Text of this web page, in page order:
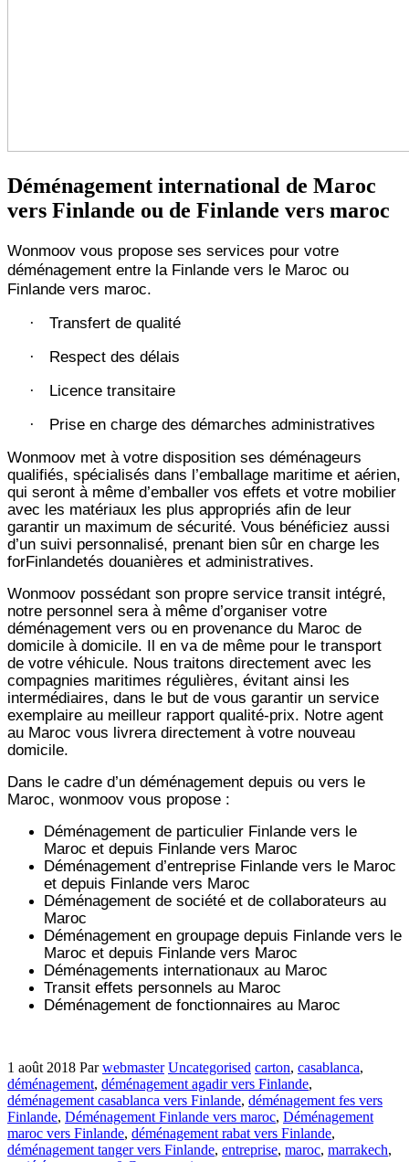
Déménagement international de Maroc
vers Finlande ou de Finlande vers maroc
Wonmoov vous propose ses services pour votre
déménagement entre la Finlande vers le Maroc ou
Finlande vers maroc.
· Transfert de qualité
· Respect des délais
· Licence transitaire
·
Prise en charge des démarches administratives
Wonmoov met à votre disposition ses déménageurs
qualifiés, spécialisés dans l’emballage maritime et aérien,
qui seront à même d’emballer vos effets et votre mobilier
avec les matériaux les plus appropriés afin de leur
garantir un maximum de sécurité. Vous bénéficiez aussi
d’un suivi personnalisé, prenant bien sûr en charge les
forFinlandetés douanières et administratives.
Wonmoov possédant son propre service transit intégré,
notre personnel sera à même d’organiser votre
déménagement vers ou en provenance du Maroc de
domicile à domicile. Il en va de même pour le transport
de votre véhicule. Nous traitons directement avec les
compagnies maritimes régulières, évitant ainsi les
intermédiaires, dans le but de vous garantir un service
exemplaire au meilleur rapport qualité-prix. Notre agent
au Maroc vous livrera directement à votre nouveau
domicile.
Dans le cadre d’un déménagement depuis ou vers le
Maroc, wonmoov vous propose :
Déménagement de particulier Finlande vers le
Maroc et depuis Finlande vers Maroc
Déménagement d’entreprise Finlande vers le Maroc
et depuis Finlande vers Maroc
Déménagement de société et de collaborateurs au
Maroc
Déménagement en groupage depuis Finlande vers le
Maroc et depuis Finlande vers Maroc
Déménagements internationaux au Maroc
Transit effets personnels au Maroc
Déménagement de fonctionnaires au Maroc
1 août 2018 Parwebmaster Uncategorised carton, casablanca,
déménagement, déménagement agadir vers Finlande,
déménagement casablanca vers Finlande, déménagement fes vers
Finlande, Déménagement Finlande vers maroc, Déménagement
maroc vers Finlande, déménagement rabat vers Finlande,
déménagement tanger vers Finlande, entreprise, maroc, marrakech,